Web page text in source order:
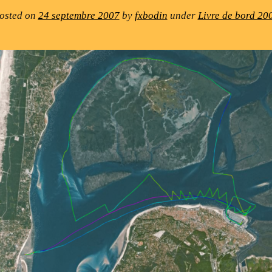
on 24 septembre 2007by fxbodin under Livre de bord